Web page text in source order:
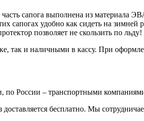
сапога выполнена из материала
сапогах удобно как сидеть на
позволяет не скользить по
так и наличными в кассу. При
по России – транспортными
доставляется бесплатно. Мы